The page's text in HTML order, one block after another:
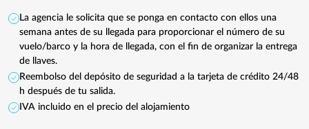
La agencia le solicita que se ponga en contacto con ellos una
semana antes de su llegada para proporcionar el número de su
vuelo/barco y la hora de llegada, con el fin de organizar la entrega
de llaves.
Reembolso del depósito de seguridad a la tarjeta de crédito 24/48
h después de tu salida.
IVA incluido en el precio del alojamiento